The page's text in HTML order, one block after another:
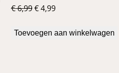
€6,99Oorspronkelijke
was:
€4,99Huidige
is:
Toevoegen aan winkelwagen